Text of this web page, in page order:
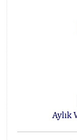
Aylık